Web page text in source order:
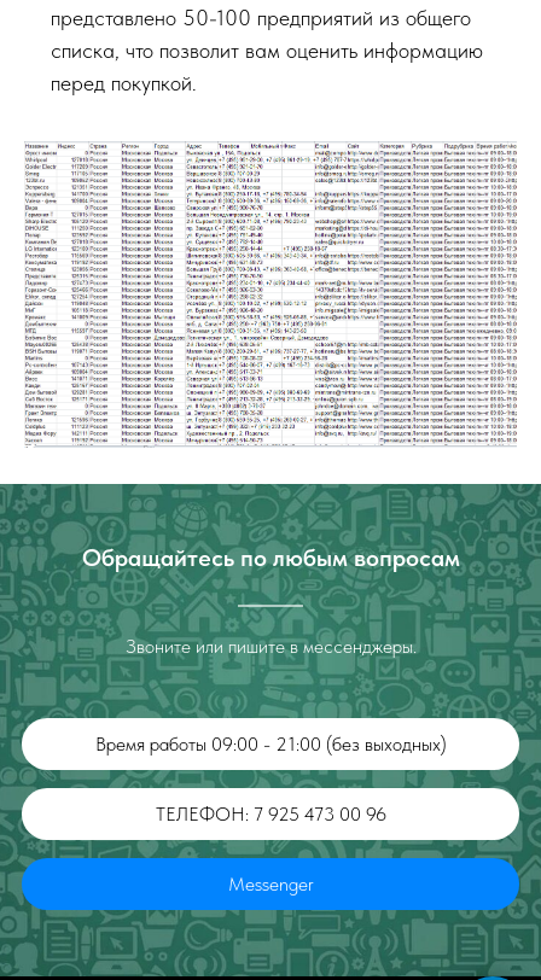
представлено 50-100 предприятий из общего
списка, что позволит вам оценить информацию
перед покупкой.
Обращайтесь по любым вопросам
Звоните или пишите в мессенджеры.
Время работы 09:00 - 21:00 (без выходных)
ТЕЛЕФОН: 7 925 473 00 96
Messenger